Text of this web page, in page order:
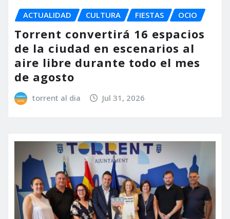
ACTUALIDAD CULTURA FIESTAS OCIO
Torrent convertirá 16 espacios
de la ciudad en escenarios al
aire libre durante todo el mes
de agosto
torrent al dia Jul 31, 2026